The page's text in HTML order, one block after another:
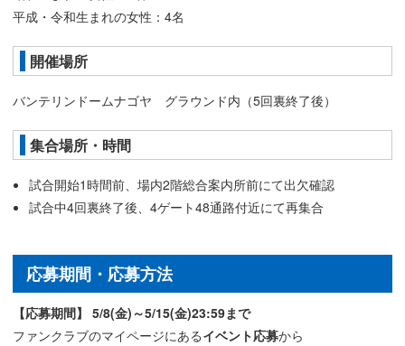
平成・令和生まれの女性：4名
開催場所
バンテリンドームナゴヤ グラウンド内（5回裏終了後）
集合場所・時間
試合開始1時間前、場内2階総合案内所前にて出欠確認
試合中4回裏終了後、4ゲート48通路付近にて再集合
応募期間・応募方法
【応募期間】 5/8(金)～5/15(金)23:59まで
ファンクラブのマイページにあるイベント応募から